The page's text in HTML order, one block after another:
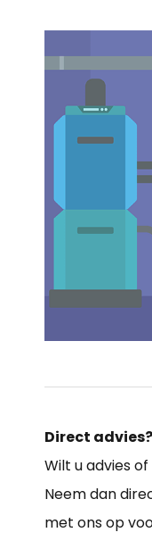
Direct advies?
Wilt u advies
Neem dan
met ons op